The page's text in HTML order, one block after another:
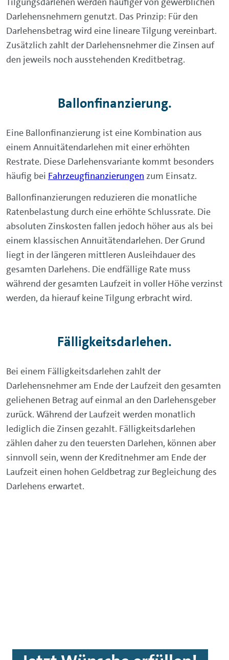
Darlehensnehmern genutzt. Das Prinzip: Für den
Darlehensbetrag wird eine lineare Tilgung vereinbart.
Zusätzlich zahlt der Darlehensnehmer die Zinsen auf
den jeweils noch ausstehenden Kreditbetrag.
Ballonfinanzierung.
Eine Ballonfinanzierung ist eine Kombination aus
einem Annuitätendarlehen mit einer erhöhten
Restrate. Diese Darlehensvariante kommt besonders
häufig bei Fahrzeugfinanzierungen zum Einsatz.
Ballonfinanzierungen reduzieren die monatliche
Ratenbelastung durch eine erhöhte Schlussrate. Die
absoluten Zinskosten fallen jedoch höher aus als bei
einem klassischen Annuitätendarlehen. Der Grund
liegt in der längeren mittleren Ausleihdauer des
gesamten Darlehens. Die endfällige Rate muss
während der gesamten Laufzeit in voller Höhe verzinst
werden, da hierauf keine Tilgung erbracht wird.
Fälligkeitsdarlehen.
Bei einem Fälligkeitsdarlehen zahlt der
Darlehensnehmer am Ende der Laufzeit den gesamten
geliehenen Betrag auf einmal an den Darlehensgeber
zurück. Während der Laufzeit werden monatlich
lediglich die Zinsen gezahlt. Fälligkeitsdarlehen
zählen daher zu den teuersten Darlehen, können aber
sinnvoll sein, wenn der Kreditnehmer am Ende der
Laufzeit einen hohen Geldbetrag zur Begleichung des
Darlehens erwartet.